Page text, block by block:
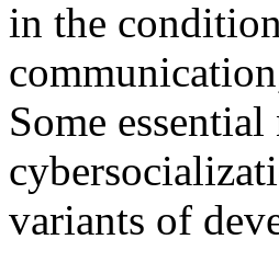
in the
Some
variants of